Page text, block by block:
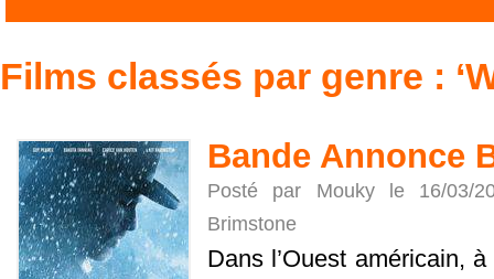
Films classés par genre :
Bande Annonce
Posté par Mouky le 16/03/
Brimstone
Dans l’Ouest américain,